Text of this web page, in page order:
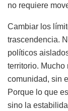
no requiere
Cambiar los
trascendencia.
políticos
territorio. Mucho
comunidad, sin
Porque lo que
sino la